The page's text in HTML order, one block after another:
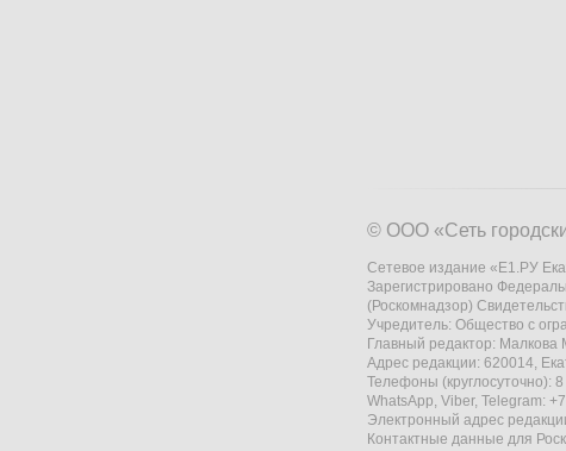
© ООО «Сеть
Сетевое издание «Е1.РУ
Зарегистрировано
(Роскомнадзор)
Учредитель: Общество с
Главный редактор:
Адрес редакции: 620014,
Телефоны (круглосуточно):
WhatsApp, Viber, Telegram:
Электронный адрес
Контактные данные для